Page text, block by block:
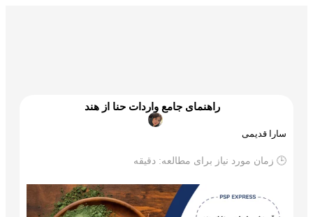
راهنمای جامع واردات حنا از هند
سارا قدیمی
🕒 زمان مورد نیاز برای مطالعه: دقیقه